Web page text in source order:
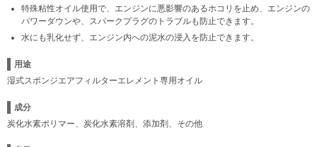
特殊粘性オイル使用で、エンジンに悪影響のあるホコリを止め、エンジンの
パワーダウンや、スパークプラグのトラブルも防止できます。
水にも乳化せず、エンジン内への泥水の浸入を防止できます。
用途
湿式スポンジエアフィルターエレメント専用オイル
成分
炭化水素ポリマー、炭化水素溶剤、添加剤、その他